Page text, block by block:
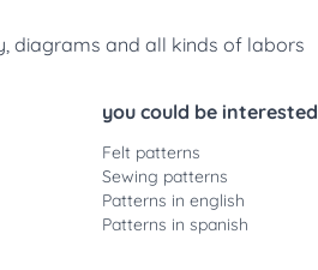
diagrams and all kinds of labors
you could be interested
Felt patterns
Sewing patterns
Patterns in english
Patterns in spanish